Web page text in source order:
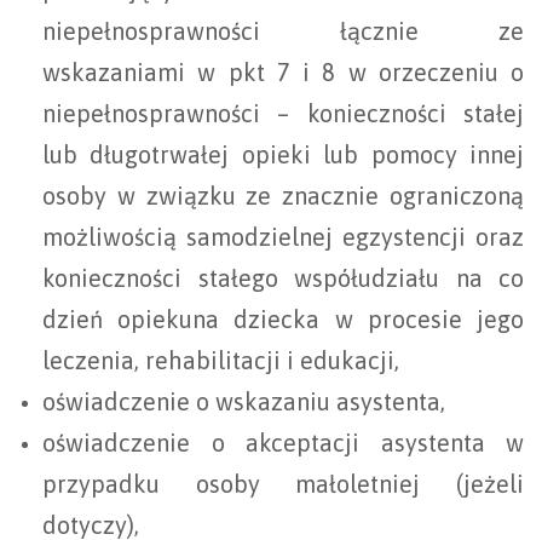
niepełnosprawności łącznie ze
wskazaniami w pkt 7 i 8 w orzeczeniu o
niepełnosprawności – konieczności stałej
lub długotrwałej opieki lub pomocy innej
osoby w związku ze znacznie ograniczoną
możliwością samodzielnej egzystencji oraz
konieczności stałego współudziału na co
dzień opiekuna dziecka w procesie jego
leczenia, rehabilitacji i edukacji,
oświadczenie o wskazaniu asystenta,
oświadczenie o akceptacji asystenta w
przypadku osoby małoletniej (jeżeli
dotyczy),